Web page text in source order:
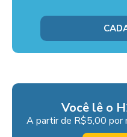
Você lê o
A partir de R$5,00 por